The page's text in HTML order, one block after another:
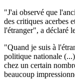
"J'ai observé que
des critiques acerbes
l'étranger", a déclaré
"Quand je suis à
politique nationale
chez un certain
beaucoup